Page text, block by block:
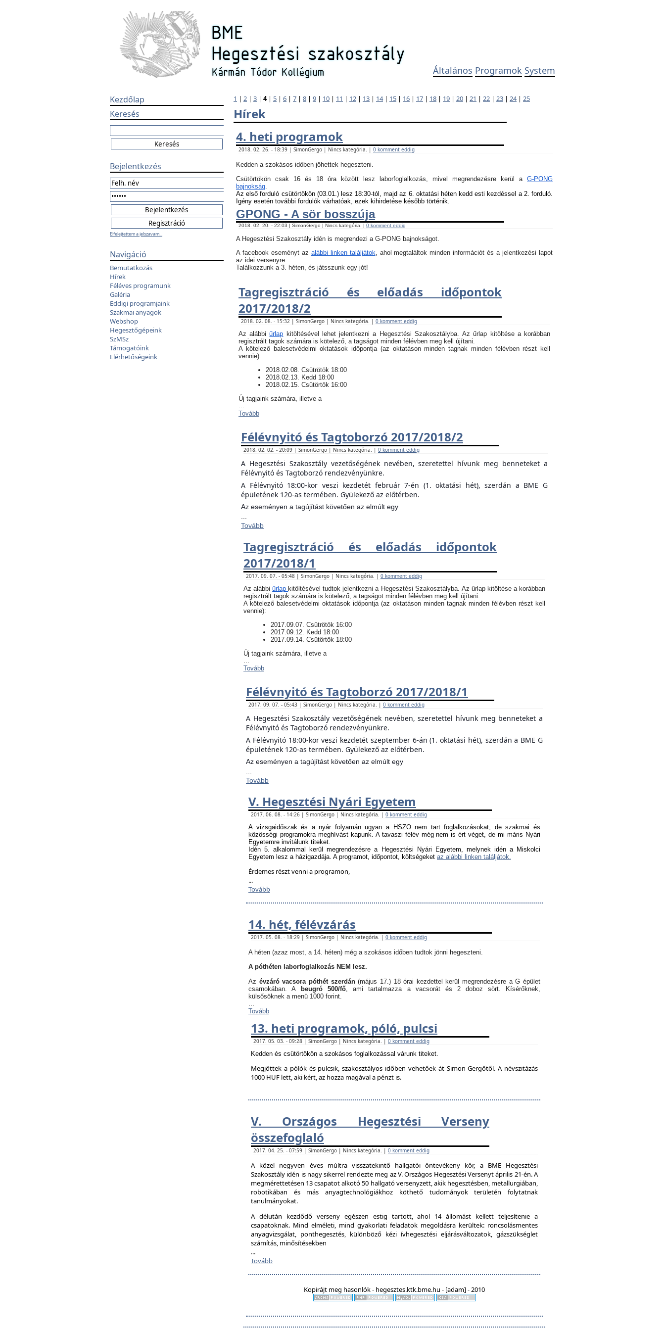
Általános Programok System
Kezdőlap
Keresés
Bejelentkezés
Elfelejtettem a jelszavam...
Navigáció
Bemutatkozás
Hírek
Féléves programunk
Galéria
Eddigi programjaink
Szakmai anyagok
Webshop
Hegesztőgépeink
SzMSz
Támogatóink
Elérhetőségeink
1 | 2 | 3 | 4| 5 | 6 | 7 | 8 | 9 | 10 | 11 | 12 | 13 | 14| 15 | 16 | 17 | 18 | 19 | 20 | 21 | 22 | 23 | 24| 25
Hírek
4. heti programok
2018. 02. 26. - 18:39 | SimonGergo | Nincs kategória. | 0 komment eddig
Kedden a szokásos időben jöhettek hegeszteni.
Csütörtökön csak 16 és 18 óra között lesz laborfoglalkozás, mivel megrendezésre kerül a G-PONG
bajnokság.
Az első forduló csütörtökön (03.01.) lesz 18:30-tól, majd az 6. oktatási héten kedd esti kezdéssel a 2. forduló.
Igény esetén további fordulók várhatóak, ezek kihirdetése később történik.
GPONG - A sör bosszúja
2018. 02. 20. - 22:03 | SimonGergo | Nincs kategória. | 0 komment eddig
A Hegesztési Szakosztály idén is megrendezi a G-PONG bajnokságot.
A facebook eseményt az alábbi linken találjátok , ahol megtaláltok minden információt és a jelentkezési lapot
az idei versenyre.
Találkozzunk a 3. héten, és játsszunk egy jót!
Tagregisztráció és előadás időpontok
2017/2018/2
2018. 02. 08. - 15:32 | SimonGergo | Nincs kategória. | 0 komment eddig
Az alábbiűrlap kitöltésével lehet jelentkezni a Hegesztési Szakosztályba. Az űrlap kitöltése a korábban
regisztrált tagok számára is kötelező, a tagságot minden félévben meg kell újítani.
​A kötelező balesetvédelmi oktatások időpontja (az oktatáson minden tagnak minden félévben részt kell
vennie):
​2018.02.08. Csütrötök 18:00
2018.02.13. Kedd 18:00
2018.02.15. Csütörtök 16:00
Új tagjaink számára, illetve a
Tovább
Félévnyitó és Tagtoborzó 2017/2018/2
2018. 02. 02. - 20:09 | SimonGergo | Nincs kategória. | 0 komment eddig
A Hegesztési Szakosztály vezetőségének nevében, szeretettel hívunk meg benneteket a
Félévnyitó és Tagtoborzó rendezvényünkre.
A Félévnyitó 18:00-kor veszi kezdetét február 7-én (1. oktatási hét), szerdán a BME G
épületének 120-as termében. Gyülekező az előtérben.
Az eseményen a tagújítást követően az elmúlt egy
Tovább
Tagregisztráció és előadás időpontok
2017/2018/1
2017. 09. 07. - 05:48 | SimonGergo | Nincs kategória. | 0 komment eddig
Az alábbiűrlapkitöltésével tudtok jelentkezni a Hegesztési Szakosztályba. Az űrlap kitöltése a korábban
regisztrált tagok számára is kötelező, a tagságot minden félévben meg kell újítani.
​A kötelező balesetvédelmi oktatások időpontja (az oktatáson minden tagnak minden félévben részt kell
vennie):
​2017.09.07. Csütrötök 16:00
2017.09.12. Kedd 18:00
2017.09.14. Csütörtök 18:00
Új tagjaink számára, illetve a
Tovább
Félévnyitó és Tagtoborzó 2017/2018/1
2017. 09. 07. - 05:43 | SimonGergo | Nincs kategória. | 0 komment eddig
A Hegesztési Szakosztály vezetőségének nevében, szeretettel hívunk meg benneteket a
Félévnyitó és Tagtoborzó rendezvényünkre.
A Félévnyitó 18:00-kor veszi kezdetét szeptember 6-án (1. oktatási hét), szerdán a BME G
épületének 120-as termében. Gyülekező az előtérben.
Az eseményen a tagújítást követően az elmúlt egy
Tovább
V. Hegesztési Nyári Egyetem
2017. 06. 08. - 14:26 | SimonGergo | Nincs kategória. | 0 komment eddig
A vizsgaidőszak és a nyár folyamán ugyan a HSZO nem tart foglalkozásokat, de szakmai és
közösségi programokra meghívást kapunk. A tavaszi félév még nem is ért véget, de mi máris Nyári
Egyetemre invitálunk titeket.
Idén 5. alkalommal kerül megrendezésre a Hegesztési Nyári Egyetem, melynek idén a Miskolci
Egyetem lesz a házigazdája. A programot, időpontot, költségeket az alábbi linken találjátok.
Érdemes részt venni a programon,
...
Tovább
14. hét, félévzárás
2017. 05. 08. - 18:29 | SimonGergo | Nincs kategória. | 0 komment eddig
A héten (azaz most, a 14. héten) még a szokásos időben tudtok jönni hegeszteni.
A póthéten laborfoglalkozás NEM lesz.
Az évzáró vacsora póthét szerdán(május 17.) 18 órai kezdettel kerül megrendezésre a G épület
csarnokában. A beugró 500/fő , ami tartalmazza a vacsorát és 2 doboz sört. Kísérőknek,
külsősöknek a menü 1000 forint.
Tovább
13. heti programok, póló, pulcsi
2017. 05. 03. - 09:28 | SimonGergo | Nincs kategória. | 0 komment eddig
Kedden és csütörtökön a szokásos foglalkozással várunk titeket.
Megjöttek a pólók és pulcsik, szakosztályos időben vehetőek át Simon Gergőtől. A névszitázás
1000 HUF lett, aki kért, az hozza magával a pénzt is.
V. Országos Hegesztési Verseny
összefoglaló
2017. 04. 25. - 07:59 | SimonGergo | Nincs kategória. | 0 komment eddig
A közel negyven éves múltra visszatekintő hallgatói öntevékeny kör, a BME Hegesztési
Szakosztály idén is nagy sikerrel rendezte meg az V. Országos Hegesztési Versenyt április 21-én. A
megmérettetésen 13 csapatot alkotó 50 hallgató versenyzett, akik hegesztésben, metallurgiában,
robotikában és más anyagtechnológiákhoz köthető tudományok területén folytatnak
tanulmányokat.
A délután kezdődő verseny egészen estig tartott, ahol 14 állomást kellett teljesítenie a
csapatoknak. Mind elméleti, mind gyakorlati feladatok megoldásra kerültek: roncsolásmentes
anyagvizsgálat, ponthegesztés, különböző kézi ívhegesztési eljárásváltozatok, gázszükséglet
számítás, minősítésekben
...
Tovább
Kopirájt meg hasonlók - hegesztes.ktk.bme.hu - [adam] - 2010